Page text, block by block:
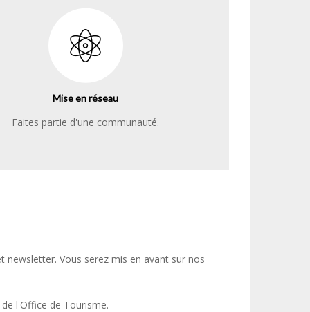
Mise en réseau
Faites partie d'une communauté.
newsletter. Vous serez mis en avant sur nos
l'Office de Tourisme.